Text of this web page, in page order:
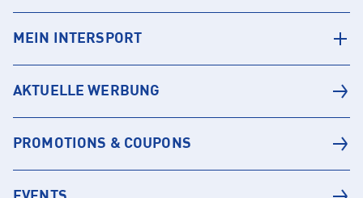
MEIN INTERSPORT
AKTUELLE WERBUNG
PROMOTIONS & COUPONS